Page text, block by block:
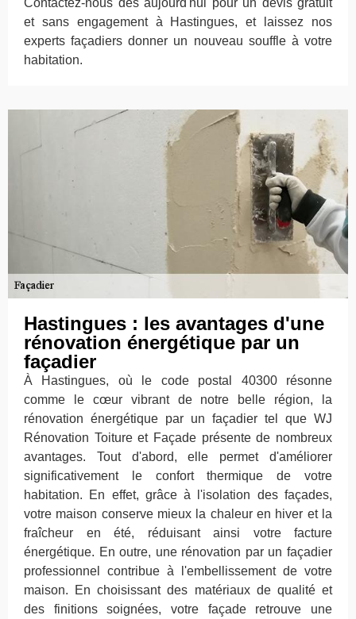
Contactez-nous dès aujourd'hui pour un devis gratuit
et sans engagement à Hastingues, et laissez nos
experts façadiers donner un nouveau souffle à votre
habitation.
Hastingues : les avantages d'une
rénovation énergétique par un
façadier
À Hastingues, où le code postal 40300 résonne
comme le cœur vibrant de notre belle région, la
rénovation énergétique par un façadier tel que WJ
Rénovation Toiture et Façade présente de nombreux
avantages. Tout d'abord, elle permet d'améliorer
significativement le confort thermique de votre
habitation. En effet, grâce à l'isolation des façades,
votre maison conserve mieux la chaleur en hiver et la
fraîcheur en été, réduisant ainsi votre facture
énergétique. En outre, une rénovation par un façadier
professionnel contribue à l'embellissement de votre
maison. En choisissant des matériaux de qualité et
des finitions soignées, votre façade retrouve une